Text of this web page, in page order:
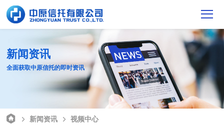
新闻资讯
全面获取中原信托的即时资讯
新闻资讯
视频中心